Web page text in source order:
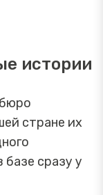
истории
стране их
сразу у